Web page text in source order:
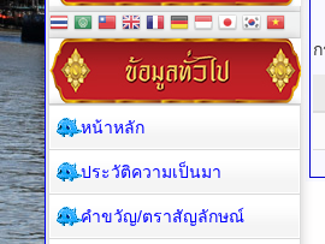
หน้าหลัก
ประวัติความเป็นมา
คำขวัญ/ตราสัญลักษณ์